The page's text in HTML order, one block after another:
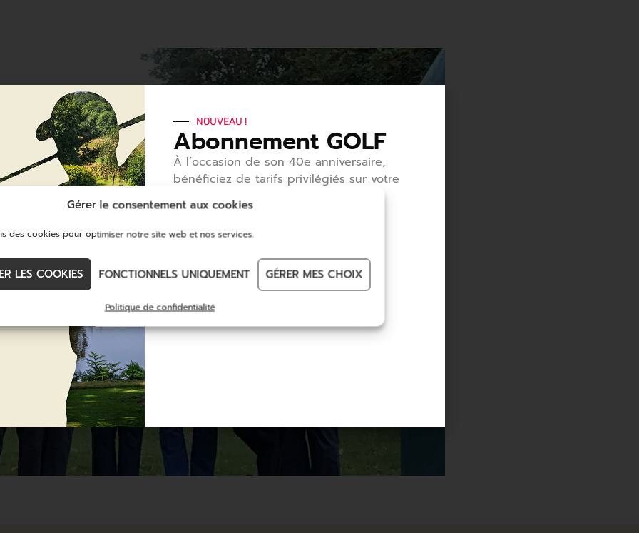
Gérer le consentement aux cookies
des cookies pour optimiser notre site web et nos services.
LES COOKIES FONCTIONNELS UNIQUEMENT GÉRER MES CHOIX
Politique de confidentialité
NOUVEAU !
Abonnement GOLF
À l’occasion de son 40e anniversaire,
bénéficiez de tarifs privilégiés sur votre
abonnement pour découvrir ou
redécouvrir notre golf et tous ses
services.
DÉCOUVREZ